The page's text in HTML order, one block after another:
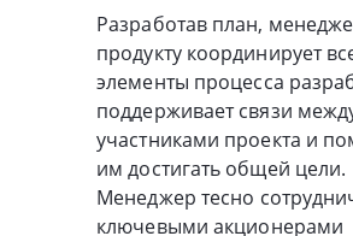
Разработав план,
продукту координирует
элементы процесса
поддерживает связи
участниками проекта и
им достигать общей цели.
Менеджер тесно
ключевыми акционерами